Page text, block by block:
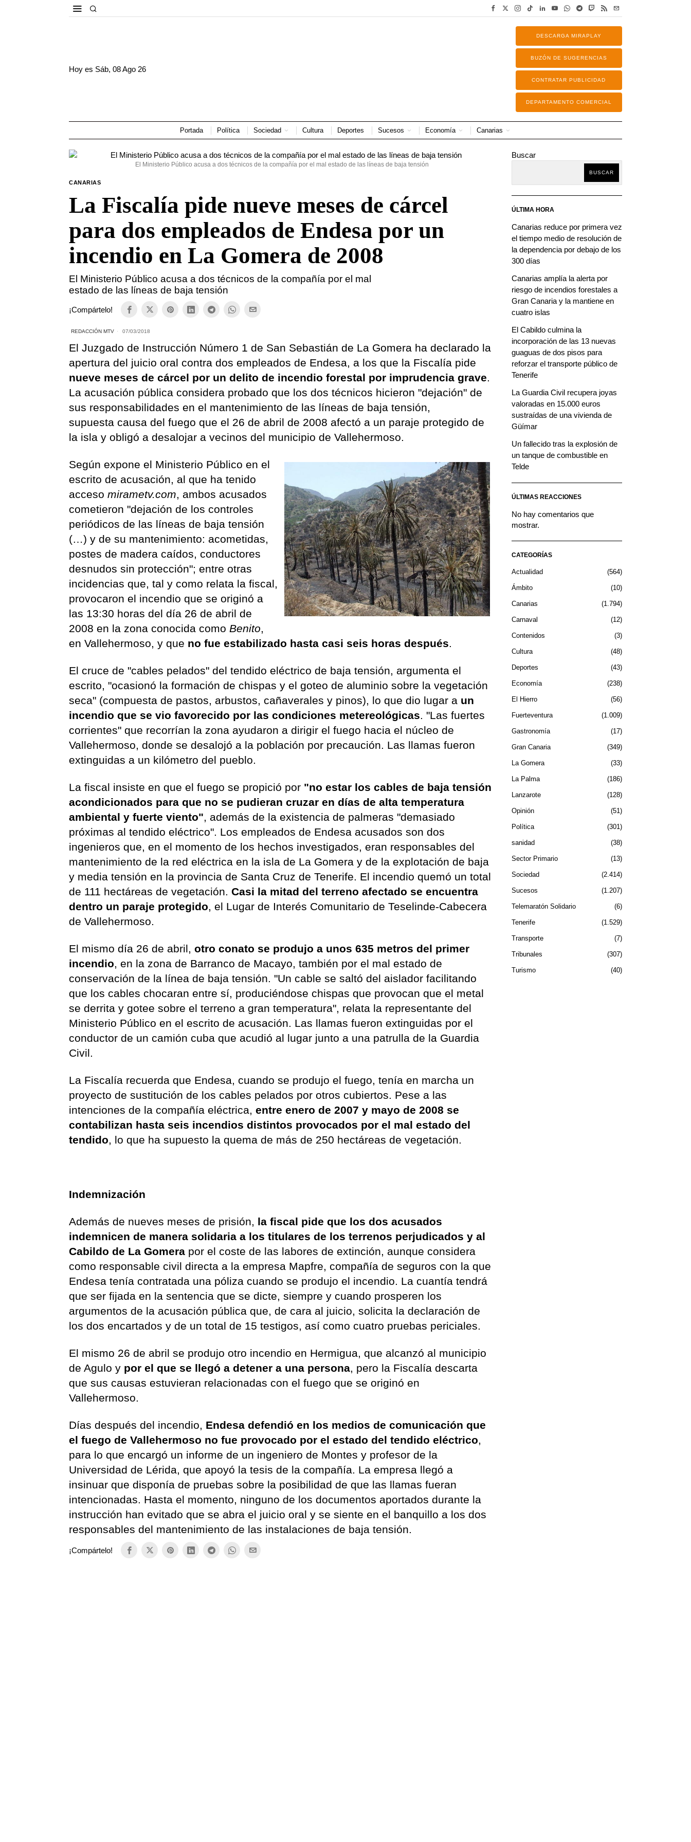
Hoy es Sáb, 08 Ago 26
DESCARGA MIRAPLAY
BUZÓN DE SUGERENCIAS
CONTRATAR PUBLICIDAD
DEPARTAMENTO COMERCIAL
Portada Política Sociedad Cultura Deportes Sucesos Economía Canarias
El Ministerio Público acusa a dos técnicos de la compañía por el mal estado de las líneas de baja tensión
CANARIAS
La Fiscalía pide nueve meses de cárcel
para dos empleados de Endesa por un
incendio en La Gomera de 2008
El Ministerio Público acusa a dos técnicos de la compañía por el mal
estado de las líneas de baja tensión
¡Compártelo!
REDACCIÓN MTV 07/03/2018
El Juzgado de Instrucción Número 1 de San Sebastián de La Gomera ha declarado la
apertura del juicio oral contra dos empleados de Endesa, a los que la Fiscalía pide
nueve meses de cárcel por un delito de incendio forestal por imprudencia grave.
La acusación pública considera probado que los dos técnicos hicieron "dejación" de
sus responsabilidades en el mantenimiento de las líneas de baja tensión,
supuesta causa del fuego que el 26 de abril de 2008 afectó a un paraje protegido de
la isla y obligó a desalojar a vecinos del municipio de Vallehermoso.
Según expone el Ministerio Público en el
escrito de acusación, al que ha tenido
accesomirametv.com, ambos acusados
cometieron "dejación de los controles
periódicos de las líneas de baja tensión
(…) y de su mantenimiento: acometidas,
postes de madera caídos, conductores
desnudos sin protección"; entre otras
incidencias que, tal y como relata la fiscal,
provocaron el incendio que se originó a
las 13:30 horas del día 26 de abril de
2008 en la zona conocida como Benito,
en Vallehermoso, y que no fue estabilizado hasta casi seis horas después.
El cruce de "cables pelados" del tendido eléctrico de baja tensión, argumenta el
escrito, "ocasionó la formación de chispas y el goteo de aluminio sobre la vegetación
seca" (compuesta de pastos, arbustos, cañaverales y pinos), lo que dio lugar a un
incendio que se vio favorecido por las condiciones metereológicas. "Las fuertes
corrientes" que recorrían la zona ayudaron a dirigir el fuego hacia el núcleo de
Vallehermoso, donde se desalojó a la población por precaución. Las llamas fueron
extinguidas a un kilómetro del pueblo.
La fiscal insiste en que el fuego se propició por "no estar los cables de baja tensión
acondicionados para que no se pudieran cruzar en días de alta temperatura
ambiental y fuerte viento", además de la existencia de palmeras "demasiado
próximas al tendido eléctrico". Los empleados de Endesa acusados son dos
ingenieros que, en el momento de los hechos investigados, eran responsables del
mantenimiento de la red eléctrica en la isla de La Gomera y de la explotación de baja
y media tensión en la provincia de Santa Cruz de Tenerife. El incendio quemó un total
de 111 hectáreas de vegetación.Casi la mitad del terreno afectado se encuentra
dentro un paraje protegido, el Lugar de Interés Comunitario de Teselinde-Cabecera
de Vallehermoso.
El mismo día 26 de abril,otro conato se produjo a unos 635 metros del primer
incendio, en la zona de Barranco de Macayo, también por el mal estado de
conservación de la línea de baja tensión. "Un cable se saltó del aislador facilitando
que los cables chocaran entre sí, produciéndose chispas que provocan que el metal
se derrita y gotee sobre el terreno a gran temperatura", relata la representante del
Ministerio Público en el escrito de acusación. Las llamas fueron extinguidas por el
conductor de un camión cuba que acudió al lugar junto a una patrulla de la Guardia
Civil.
La Fiscalía recuerda que Endesa, cuando se produjo el fuego, tenía en marcha un
proyecto de sustitución de los cables pelados por otros cubiertos. Pese a las
intenciones de la compañía eléctrica, entre enero de 2007 y mayo de 2008 se
contabilizan hasta seis incendios distintos provocados por el mal estado del
tendido, lo que ha supuesto la quema de más de 250 hectáreas de vegetación.
Indemnización
Además de nueves meses de prisión, la fiscal pide que los dos acusados
indemnicen de manera solidaria a los titulares de los terrenos perjudicados y al
Cabildo de La Gomera por el coste de las labores de extinción, aunque considera
como responsable civil directa a la empresa Mapfre, compañía de seguros con la que
Endesa tenía contratada una póliza cuando se produjo el incendio. La cuantía tendrá
que ser fijada en la sentencia que se dicte, siempre y cuando prosperen los
argumentos de la acusación pública que, de cara al juicio, solicita la declaración de
los dos encartados y de un total de 15 testigos, así como cuatro pruebas periciales.
El mismo 26 de abril se produjo otro incendio en Hermigua, que alcanzó al municipio
de Agulo y por el que se llegó a detener a una persona, pero la Fiscalía descarta
que sus causas estuvieran relacionadas con el fuego que se originó en
Vallehermoso.
Días después del incendio, Endesa defendió en los medios de comunicación que
el fuego de Vallehermoso no fue provocado por el estado del tendido eléctrico,
para lo que encargó un informe de un ingeniero de Montes y profesor de la
Universidad de Lérida, que apoyó la tesis de la compañía. La empresa llegó a
insinuar que disponía de pruebas sobre la posibilidad de que las llamas fueran
intencionadas. Hasta el momento, ninguno de los documentos aportados durante la
instrucción han evitado que se abra el juicio oral y se siente en el banquillo a los dos
responsables del mantenimiento de las instalaciones de baja tensión.
¡Compártelo!
Buscar
BUSCAR
ÚLTIMA HORA
Canarias reduce por primera vez
el tiempo medio de resolución de
la dependencia por debajo de los
300 días
Canarias amplía la alerta por
riesgo de incendios forestales a
Gran Canaria y la mantiene en
cuatro islas
El Cabildo culmina la
incorporación de las 13 nuevas
guaguas de dos pisos para
reforzar el transporte público de
Tenerife
La Guardia Civil recupera joyas
valoradas en 15.000 euros
sustraídas de una vivienda de
Güímar
Un fallecido tras la explosión de
un tanque de combustible en
Telde
ÚLTIMAS REACCIONES
No hay comentarios que
mostrar.
CATEGORÍAS
Actualidad 564
Ámbito 10
Canarias 1.794
Carnaval 12
Contenidos 3
Cultura 48
Deportes 43
Economía 238
El Hierro 56
Fuerteventura 1.009
Gastronomía 17
Gran Canaria 349
La Gomera 33
La Palma 186
Lanzarote 128
Opinión 51
Política 301
sanidad 38
Sector Primario 13
Sociedad 2.414
Sucesos 1.207
Telemaratón Solidario 6
Tenerife 1.529
Transporte 7
Tribunales 307
Turismo 40